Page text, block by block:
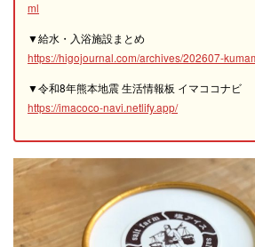
ml
▼給水・入浴施設まとめ
https://higojournal.com/archives/202607-
▼令和8年熊本地震 生活情報板 イマココナビ
https://imacoco-navi.netlify.app/